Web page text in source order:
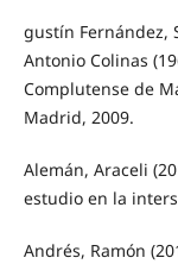
gustín Fernández,
Antonio Colinas
Complutense de
Madrid, 2009.
Alemán, Araceli
estudio en la
Andrés, Ramón